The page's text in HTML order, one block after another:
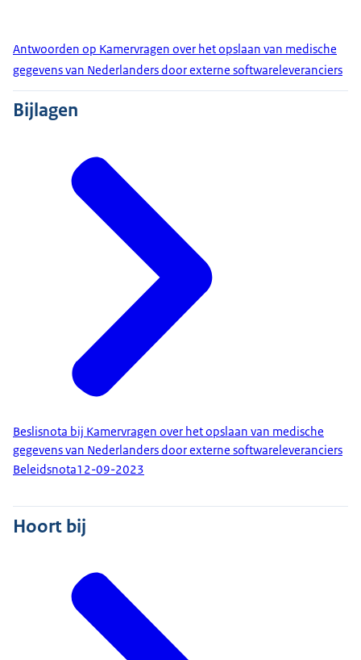
Antwoorden op Kamervragen over het opslaan van medische
gegevens van Nederlanders door externe softwareleveranciers
Bijlagen
Beslisnota bij Kamervragen over het opslaan van medische
gegevens van Nederlanders door externe softwareleveranciers
Beleidsnota12-09-2023
Hoort bij